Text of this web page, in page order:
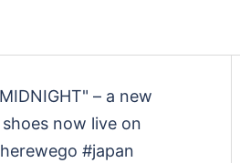
– a new
now live on
#japan